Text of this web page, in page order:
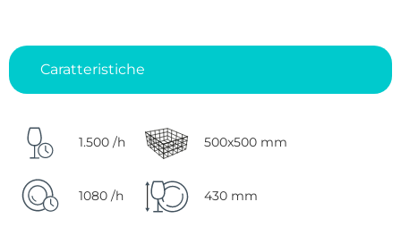
Caratteristiche
1.500 /h
1080 /h
500x500 mm
430 mm